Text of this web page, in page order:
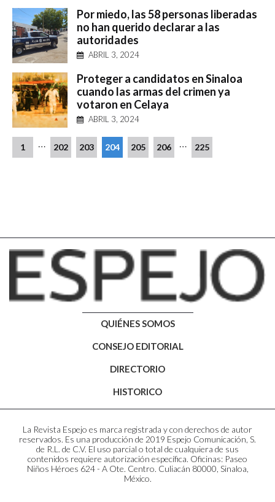
Por miedo, las 58 personas liberadas
no han querido declarar a las
autoridades
ABRIL 3, 2024
Proteger a candidatos en Sinaloa
cuando las armas del crimen ya
votaron en Celaya
ABRIL 3, 2024
1 … 202 203 204 205 206 … 225
QUIÉNES SOMOS
CONSEJO EDITORIAL
DIRECTORIO
HISTORICO
La Revista Espejo es marca registrada y con derechos de autor
reservados. Es una producción de 2019 Espejo Comunicación, S.
de R.L. de C.V. El uso parcial o total de cualquiera de sus
contenidos requiere autorización específica. Oficinas: Paseo
Niños Héroes 624 - A Ote. Centro. Culiacán 80000, Sinaloa,
México.